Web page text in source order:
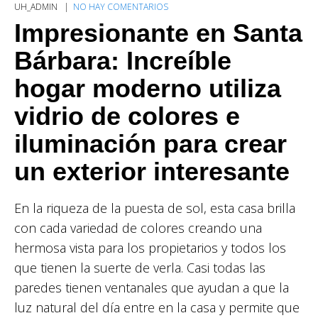
UH_ADMIN NO HAY COMENTARIOS
Impresionante en Santa
Bárbara: Increíble
hogar moderno utiliza
vidrio de colores e
iluminación para crear
un exterior interesante
En la riqueza de la puesta de sol, esta casa brilla
con cada variedad de colores creando una
hermosa vista para los propietarios y todos los
que tienen la suerte de verla. Casi todas las
paredes tienen ventanales que ayudan a que la
luz natural del día entre en la casa y permite que